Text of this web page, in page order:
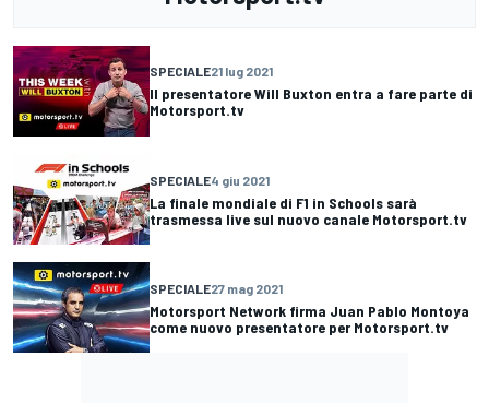
SPECIALE21 lug 2021
Il presentatore Will Buxton entra a fare parte di
Motorsport.tv
SPECIALE4 giu 2021
La finale mondiale di F1 in Schools sarà
trasmessa live sul nuovo canale Motorsport.tv
SPECIALE27 mag 2021
Motorsport Network firma Juan Pablo Montoya
come nuovo presentatore per Motorsport.tv